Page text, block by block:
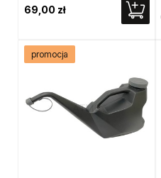
69,00 zł
promocja